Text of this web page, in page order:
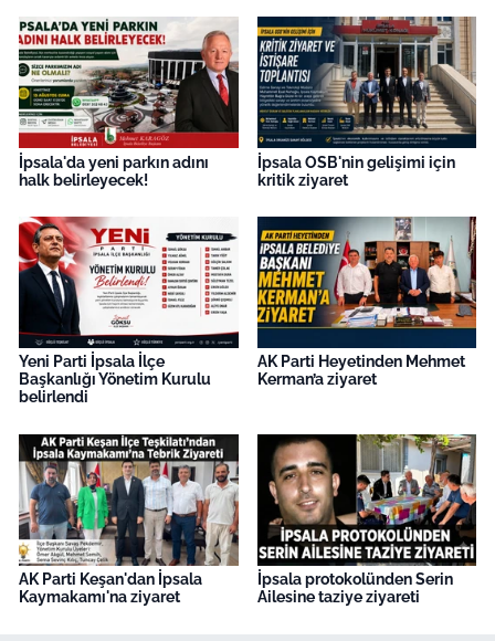
İpsala'da yeni parkın adını
halk belirleyecek!
İpsala OSB'nin gelişimi için
kritik ziyaret
Yeni Parti İpsala İlçe
Başkanlığı Yönetim Kurulu
belirlendi
AK Parti Heyetinden Mehmet
Kerman’a ziyaret
AK Parti Keşan'dan İpsala
Kaymakamı'na ziyaret
İpsala protokolünden Serin
Ailesine taziye ziyareti